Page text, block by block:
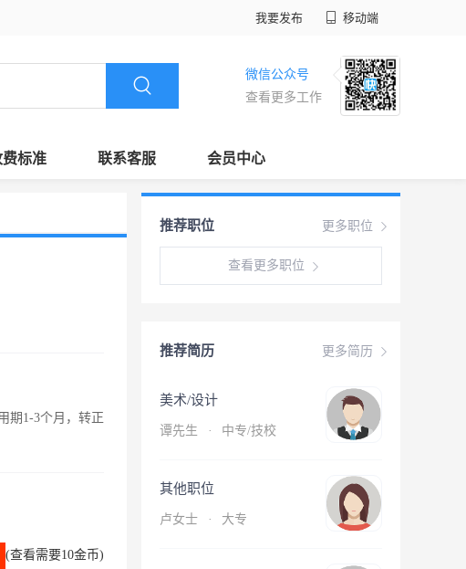
我要发布 移动端
微信公众号
查看更多工作
费标准 联系客服 会员中心
期1-3个月，转正
(查看需要10金币)
更多职位
推荐职位
查看更多职位
更多简历
推荐简历
美术/设计
谭先生 · 中专/技校
其他职位
卢女士 · 大专